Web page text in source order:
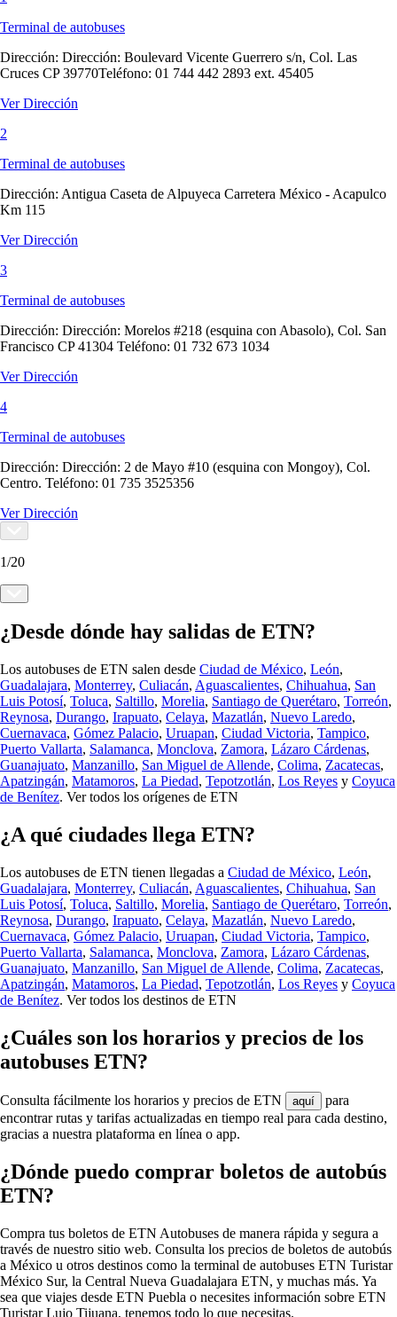
Terminal de autobuses
Dirección: Dirección: Boulevard Vicente Guerrero s/n, Col. Las
Cruces CP 39770Teléfono: 01 744 442 2893 ext. 45405
Ver Dirección
2
Terminal de autobuses
Dirección: Antigua Caseta de Alpuyeca Carretera México - Acapulco
Km 115
Ver Dirección
3
Terminal de autobuses
Dirección: Dirección: Morelos #218 (esquina con Abasolo), Col. San
Francisco CP 41304 Teléfono: 01 732 673 1034
Ver Dirección
4
Terminal de autobuses
Dirección: Dirección: 2 de Mayo #10 (esquina con Mongoy), Col.
Centro. Teléfono: 01 735 3525356
Ver Dirección
1/20
¿Desde dónde hay salidas de ETN?
Los autobuses de ETN salen desde Ciudad de México, León,
Guadalajara, Monterrey, Culiacán, Aguascalientes, Chihuahua, San
Luis Potosí, Toluca, Saltillo, Morelia, Santiago de Querétaro, Torreón,
Reynosa, Durango, Irapuato, Celaya, Mazatlán, Nuevo Laredo,
Cuernavaca, Gómez Palacio, Uruapan, Ciudad Victoria, Tampico,
Puerto Vallarta, Salamanca, Monclova, Zamora, Lázaro Cárdenas,
Guanajuato, Manzanillo, San Miguel de Allende, Colima, Zacatecas,
Apatzingán, Matamoros, La Piedad, Tepotzotlán, Los Reyes y Coyuca
de Benítez. Ver todos los orígenes de ETN
¿A qué ciudades llega ETN?
Los autobuses de ETN tienen llegadas a Ciudad de México, León,
Guadalajara, Monterrey, Culiacán, Aguascalientes, Chihuahua, San
Luis Potosí, Toluca, Saltillo, Morelia, Santiago de Querétaro, Torreón,
Reynosa, Durango, Irapuato, Celaya, Mazatlán, Nuevo Laredo,
Cuernavaca, Gómez Palacio, Uruapan, Ciudad Victoria, Tampico,
Puerto Vallarta, Salamanca, Monclova, Zamora, Lázaro Cárdenas,
Guanajuato, Manzanillo, San Miguel de Allende, Colima, Zacatecas,
Apatzingán, Matamoros, La Piedad, Tepotzotlán, Los Reyes y Coyuca
de Benítez. Ver todos los destinos de ETN
¿Cuáles son los horarios y precios de los
autobuses ETN?
Consulta fácilmente los horarios y precios de ETN aquí
para
encontrar rutas y tarifas actualizadas en tiempo real para cada destino,
gracias a nuestra plataforma en línea o app.
¿Dónde puedo comprar boletos de autobús
ETN?
Compra tus boletos de ETN Autobuses de manera rápida y segura a
través de nuestro sitio web. Consulta los precios de boletos de autobús
a México u otros destinos como la terminal de autobuses ETN Turistar
México Sur, la Central Nueva Guadalajara ETN, y muchas más. Ya
sea que viajes desde ETN Puebla o necesites información sobre ETN
Turistar Lujo Tijuana, tenemos todo lo que necesitas.